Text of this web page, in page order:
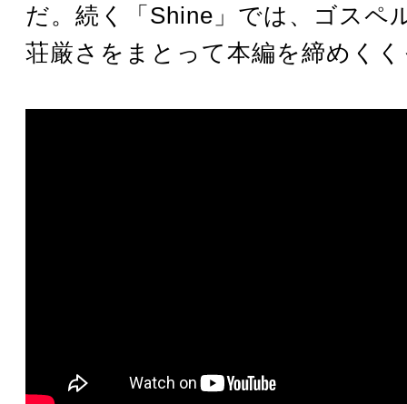
だ。続く「Shine」では、ゴスペ
荘厳さをまとって本編を締めく